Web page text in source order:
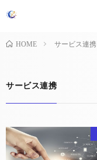
HOME サービス連携
サービス連携